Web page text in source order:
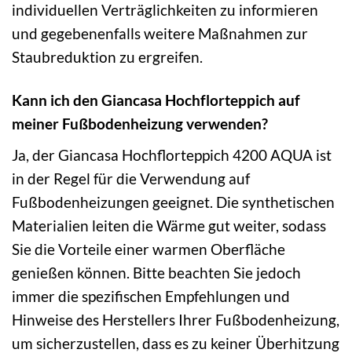
individuellen Verträglichkeiten zu informieren
und gegebenenfalls weitere Maßnahmen zur
Staubreduktion zu ergreifen.
Kann ich den Giancasa Hochflorteppich auf
meiner Fußbodenheizung verwenden?
Ja, der Giancasa Hochflorteppich 4200 AQUA ist
in der Regel für die Verwendung auf
Fußbodenheizungen geeignet. Die synthetischen
Materialien leiten die Wärme gut weiter, sodass
Sie die Vorteile einer warmen Oberfläche
genießen können. Bitte beachten Sie jedoch
immer die spezifischen Empfehlungen und
Hinweise des Herstellers Ihrer Fußbodenheizung,
um sicherzustellen, dass es zu keiner Überhitzung